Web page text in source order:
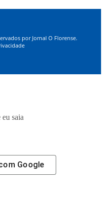
por Jornal O Florense.
saia
Google